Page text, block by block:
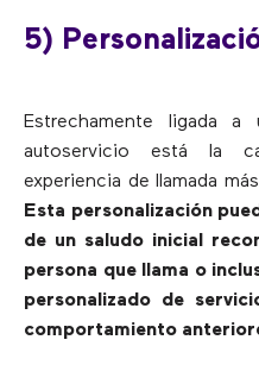
5)
Estrechamente ligada
autoservicio está la
experiencia de llamada
Esta personalización
de un saludo inicial
persona que llama o
personalizado de
comportamiento